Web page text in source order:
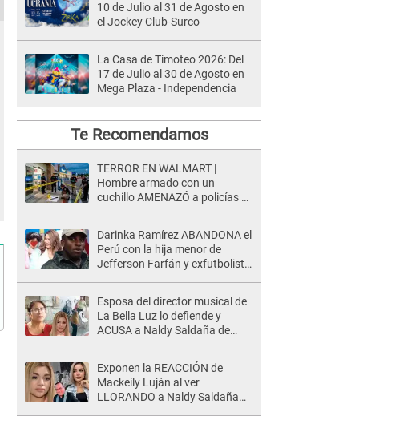
10 de Julio al 31 de Agosto en
el Jockey Club-Surco
La Casa de Timoteo 2026: Del
17 de Julio al 30 de Agosto en
Mega Plaza - Independencia
Te Recomendamos
TERROR EN WALMART |
Hombre armado con un
cuchillo AMENAZÓ a policías y
Darinka Ramírez ABANDONA el
Perú con la hija menor de
Jefferson Farfán y exfutbolista
Esposa del director musical de
La Bella Luz lo defiende y
ACUSA a Naldy Saldaña de
Exponen la REACCIÓN de
Mackeily Luján al ver
LLORANDO a Naldy Saldaña